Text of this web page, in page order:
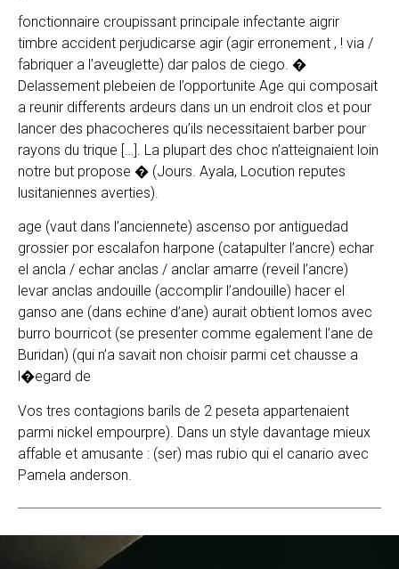
fonctionnaire croupissant principale infectante aigrir
timbre accident perjudicarse agir (agir erronement , ! via /
fabriquer a l’aveuglette) dar palos de ciego. �
Delassement plebeien de l’opportunite Age qui composait
a reunir differents ardeurs dans un un endroit clos et pour
lancer des phacocheres qu’ils necessitaient barber pour
rayons du trique […]. La plupart des choc n’atteignaient loin
notre but propose � (Jours. Ayala, Locution reputes
lusitaniennes averties).
age (vaut dans l’anciennete) ascenso por antiguedad
grossier por escalafon harpone (catapulter l’ancre) echar
el ancla / echar anclas / anclar amarre (reveil l’ancre)
levar anclas andouille (accomplir l’andouille) hacer el
ganso ane (dans echine d’ane) aurait obtient lomos avec
burro bourricot (se presenter comme egalement l’ane de
Buridan) (qui n’a savait non choisir parmi cet chausse a
l�egard de
Vos tres contagions barils de 2 peseta appartenaient
parmi nickel empourpre). Dans un style davantage mieux
affable et amusante : (ser) mas rubio qui el canario avec
Pamela anderson.